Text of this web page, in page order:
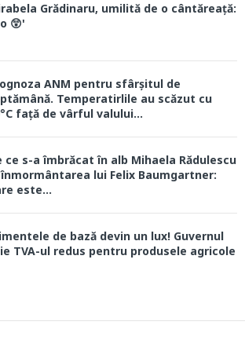
Grădinaru, umilită de o cântăreață:
😲'
ANM pentru sfârșitul de
Temperatirlile au scăzut cu
față de vârful valului...
ce s-a îmbrăcat în alb Mihaela Rădulescu
lui Felix Baumgartner:
este...
de bază devin un lux! Guvernul
TVA-ul redus pentru produsele agricole